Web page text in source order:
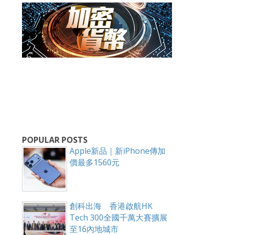
POPULAR POSTS
Apple新品｜新iPhone傳加
價最多1560元
創科出海 香港啟航HK
Tech 300全國千萬大賽擴展
至16內地城市
直達郵箱！